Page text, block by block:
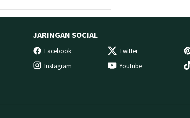
JARINGAN SOCIAL
Facebook Twitter
Instagram
Youtube